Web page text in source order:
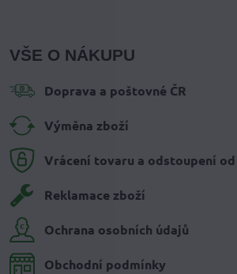
VŠE O NÁKUPU
Doprava a poštovné ČR
Výměna zboží
Vrácení tovaru a odstoupení
Reklamace zboží
Ochrana osobních údajů
Obchodní podmínky